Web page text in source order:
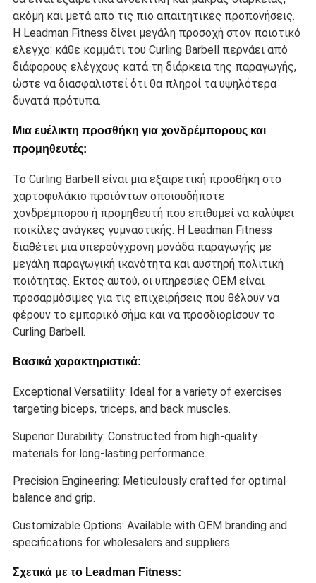
ακόμη και μετά από τις πιο απαιτητικές προπονήσεις.
Η Leadman Fitness δίνει μεγάλη προσοχή στον ποιοτικό
έλεγχο: κάθε κομμάτι του Curling Barbell περνάει από
διάφορους ελέγχους κατά τη διάρκεια της παραγωγής,
ώστε να διασφαλιστεί ότι θα πληροί τα υψηλότερα
δυνατά πρότυπα.
Μια ευέλικτη προσθήκη για χονδρέμπορους και
προμηθευτές:
Το Curling Barbell είναι μια εξαιρετική προσθήκη στο
χαρτοφυλάκιο προϊόντων οποιουδήποτε
χονδρέμπορου ή προμηθευτή που επιθυμεί να καλύψει
ποικίλες ανάγκες γυμναστικής. Η Leadman Fitness
διαθέτει μια υπερσύγχρονη μονάδα παραγωγής με
μεγάλη παραγωγική ικανότητα και αυστηρή πολιτική
ποιότητας. Εκτός αυτού, οι υπηρεσίες OEM είναι
προσαρμόσιμες για τις επιχειρήσεις που θέλουν να
φέρουν το εμπορικό σήμα και να προσδιορίσουν το
Curling Barbell.
Βασικά χαρακτηριστικά:
Exceptional Versatility: Ideal for a variety of exercises
targeting biceps, triceps, and back muscles.
Superior Durability: Constructed from high-quality
materials for long-lasting performance.
Precision Engineering: Meticulously crafted for optimal
balance and grip.
Customizable Options: Available with OEM branding and
specifications for wholesalers and suppliers.
Σχετικά με το Leadman Fitness: